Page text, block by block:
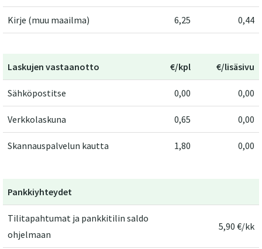
Kirje (muu maailma) 6,25 0,44
Laskujen vastaanotto €/kpl €/lisäsivu
Sähköpostitse 0,00 0,00
Verkkolaskuna 0,65 0,00
Skannauspalvelun kautta 1,80 0,00
Pankkiyhteydet
Tilitapahtumat ja pankkitilin saldo
ohjelmaan
5,90 €/kk